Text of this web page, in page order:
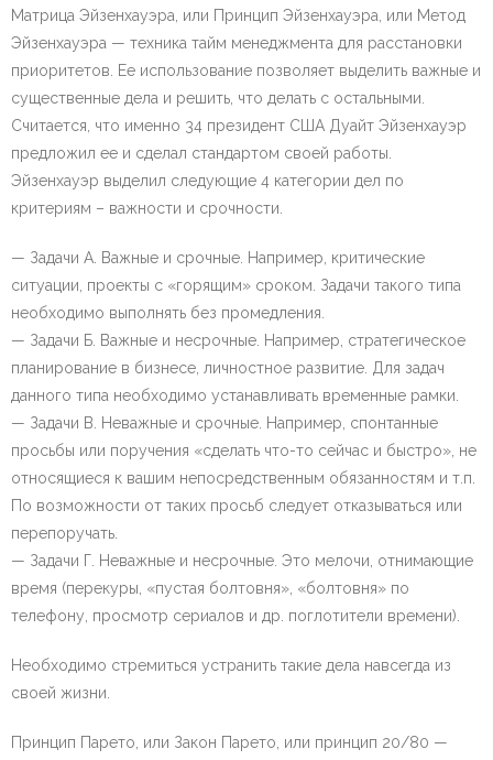
Матрица Эйзенхауэра, или Принцип Эйзенхауэра, или Метод
Эйзенхауэра — техника тайм менеджмента для расстановки
приоритетов. Ее использование позволяет выделить важные и
существенные дела и решить, что делать с остальными.
Считается, что именно 34 президент США Дуайт Эйзенхауэр
предложил ее и сделал стандартом своей работы.
Эйзенхауэр выделил следующие 4 категории дел по
критериям – важности и срочности.
— Задачи А. Важные и срочные. Например, критические
ситуации, проекты с «горящим» сроком. Задачи такого типа
необходимо выполнять без промедления.
— Задачи Б. Важные и несрочные. Например, стратегическое
планирование в бизнесе, личностное развитие. Для задач
данного типа необходимо устанавливать временные рамки.
— Задачи В. Неважные и срочные. Например, спонтанные
просьбы или поручения «сделать что-то сейчас и быстро», не
относящиеся к вашим непосредственным обязанностям и т.п.
По возможности от таких просьб следует отказываться или
перепоручать.
— Задачи Г. Неважные и несрочные. Это мелочи, отнимающие
время (перекуры, «пустая болтовня», «болтовня» по
телефону, просмотр сериалов и др. поглотители времени).
Необходимо стремиться устранить такие дела навсегда из
своей жизни.
Принцип Парето, или Закон Парето, или принцип 20/80 —